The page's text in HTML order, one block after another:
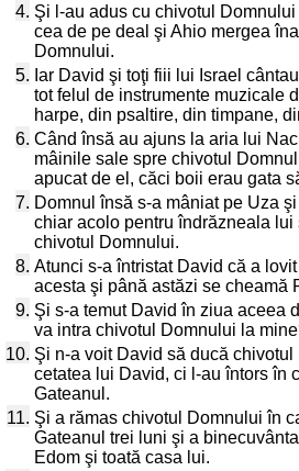
4. Şi l-au adus cu chivotul
cea de pe deal şi Ahio mergea
Domnului.
5. Iar David şi toţi fiii lui Israel
tot felul de instrumente muzicale
harpe, din psaltire, din timpane,
6. Când însă au ajuns la aria lui
mâinile sale spre chivotul
apucat de el, căci boii erau gata
7. Domnul însă s-a mâniat pe Uza
chiar acolo pentru îndrăzneala
chivotul Domnului.
8. Atunci s-a întristat David că a
acesta şi până astăzi se cheamă
9. Şi s-a temut David în ziua aceea
va intra chivotul Domnului la
10. Şi n-a voit David să ducă
cetatea lui David, ci l-au întors în
Gateanul.
11. Şi a rămas chivotul Domnului în
Gateanul trei luni şi a
Edom şi toată casa lui.